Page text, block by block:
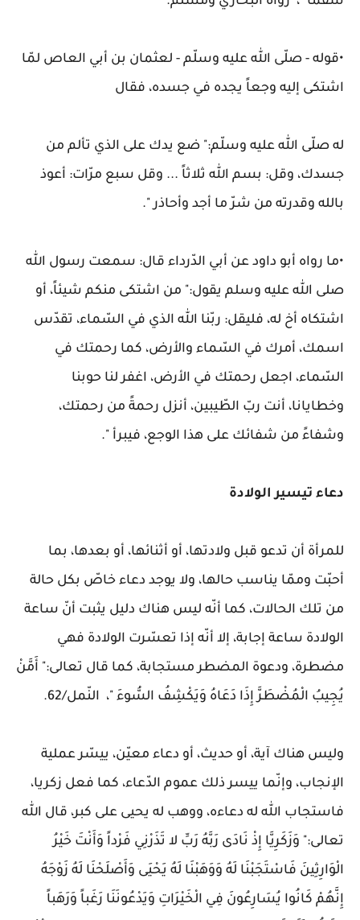
•قوله - صلّى الله عليه وسلّم - لعثمان بن أبي العاص لمّا
اشتكى إليه وجعاً يجده في جسده، فقال
له صلّى الله عليه وسلّم:" ضع يدك على الذي تألم من
جسدك، وقل: بسم الله ثلاثاً ... وقل سبع مرّات: أعوذ
بالله وقدرته من شرّ ما أجد وأحاذر ".
•ما رواه أبو داود عن أبي الدّرداء قال: سمعت رسول الله
صلى الله عليه وسلم يقول:" من اشتكى منكم شيئاً، أو
اشتكاه أخ له، فليقل: ربّنا الله الذي في السّماء، تقدّس
اسمك، أمرك في السّماء والأرض، كما رحمتك في
السّماء، اجعل رحمتك في الأرض، اغفر لنا حوبنا
وخطايانا، أنت ربّ الطّيبين، أنزل رحمةً من رحمتك،
وشفاءً من شفائك على هذا الوجع، فيبرأ ".
دعاء تيسير الولادة
للمرأة أن تدعو قبل ولادتها، أو أثنائها، أو بعدها، بما
أحبّت وممّا يناسب حالها، ولا يوجد دعاء خاصّ بكل حالة
من تلك الحالات، كما أنّه ليس هناك دليل يثبت أنّ ساعة
الولادة ساعة إجابة، إلا أنّه إذا تعسّرت الولادة فهي
مضطرة، ودعوة المضطر مستجابة، كما قال تعالى:" أَمَّنْ
يُجِيبُ الْمُضْطَرَّ إِذَا دَعَاهُ وَيَكْشِفُ السُّوءَ "، النّمل/62.
وليس هناك آية، أو حديث، أو دعاء معيّن، ييسّر عملية
الإنجاب، وإنّما ييسر ذلك عموم الدّعاء، كما فعل زكريا،
فاستجاب الله له دعاءه، ووهب له يحيى على كبر، قال الله
تعالى:" وَزَكَرِيَّا إِذْ نَادَى رَبَّهُ رَبِّ لا تَذَرْنِي فَرْداً وَأَنْتَ خَيْرُ
الْوَارِثِينَ فَاسْتَجَبْنَا لَهُ وَوَهَبْنَا لَهُ يَحْيَى وَأَصْلَحْنَا لَهُ زَوْجَهُ
إِنَّهُمْ كَانُوا يُسَارِعُونَ فِي الْخَيْرَاتِ وَيَدْعُونَنَا رَغَباً وَرَهَباً